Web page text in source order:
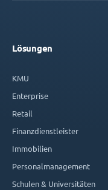
Lösungen
KMU
Enterprise
Retail
Finanzdienstleister
Immobilien
Personalmanagement
Schulen & Universitäten